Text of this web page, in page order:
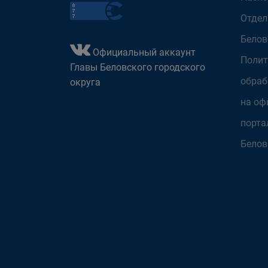
Официальный аккаунт
Главы Беловского городского
округа
на